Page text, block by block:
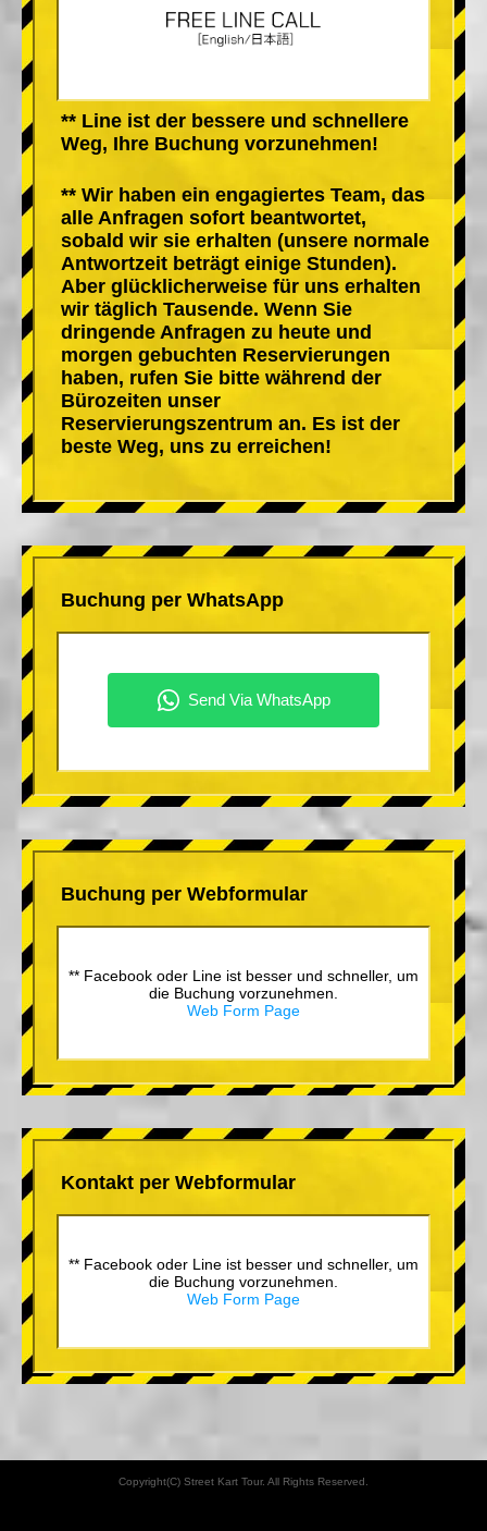
** Line ist der bessere und schnellere
Weg, Ihre Buchung vorzunehmen!
** Wir haben ein engagiertes Team, das
alle Anfragen sofort beantwortet,
sobald wir sie erhalten (unsere normale
Antwortzeit beträgt einige Stunden).
Aber glücklicherweise für uns erhalten
wir täglich Tausende. Wenn Sie
dringende Anfragen zu heute und
morgen gebuchten Reservierungen
haben, rufen Sie bitte während der
Bürozeiten unser
Reservierungszentrum an. Es ist der
beste Weg, uns zu erreichen!
Buchung per WhatsApp
Buchung per Webformular
** Facebook oder Line ist besser und schneller, um
die Buchung vorzunehmen.
Web Form Page
Kontakt per Webformular
** Facebook oder Line ist besser und schneller, um
die Buchung vorzunehmen.
Web Form Page
Copyright(C) Street Kart Tour. All Rights Reserved.